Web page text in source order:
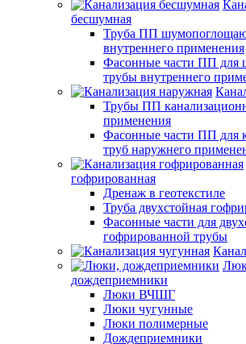
бесшумная
Труба ПП
внутреннего применения
Фасонные части ПП для
трубы внутреннего
Трубы ПП
применения
Фасонные части ПП для
труб наружнего
гофрированная
Дренаж в геотекстиле
Труба двухстойная
Фасонные части для
гофрированной трубы
дождеприемники
Люки ВЧШГ
Люки чугунные
Люки полимерные
Дождеприемники